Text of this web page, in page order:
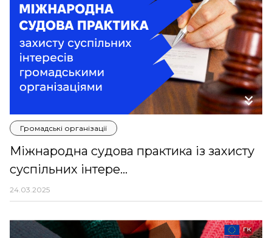
Громадські організації
Міжнародна судова практика із захисту
суспільних інтере...
24.03.2025